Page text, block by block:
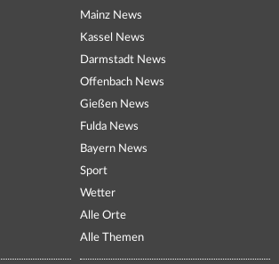
Mainz News
Kassel News
Darmstadt News
Offenbach News
Gießen News
Fulda News
Bayern News
Sport
Wetter
Alle Orte
Alle Themen